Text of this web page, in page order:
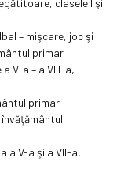
clasele I şi
– mişcare, joc şi
primar
V-a – a VIII-a,
primar
învăţământul
a V-a şi a VII-a,